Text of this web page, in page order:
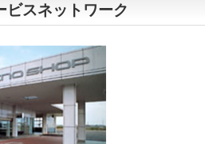
ビスネットワーク